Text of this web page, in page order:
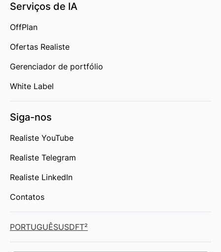
Serviços de IA
OffPlan
Ofertas Realiste
Gerenciador de portfólio
White Label
Siga-nos
Realiste YouTube
Realiste Telegram
Realiste LinkedIn
Contatos
PORTUGUÊSUSDFT²